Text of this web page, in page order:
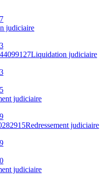
judiciaire
Liquidation judiciaire
judiciaire
Redressement judiciaire
judiciaire